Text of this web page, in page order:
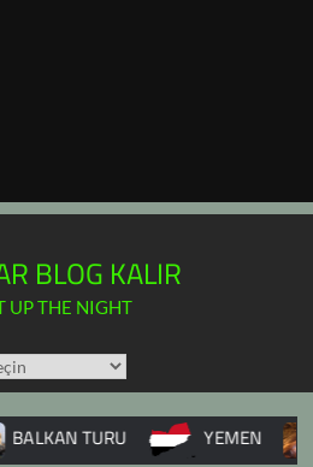
BLOG KALIR
UP THE NIGHT
TURU YEMEN